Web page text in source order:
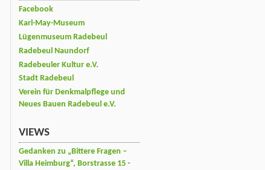
Facebook
Karl-May-Museum
Lügenmuseum Radebeul
Radebeul Naundorf
Radebeuler Kultur e.V.
Stadt Radebeul
Verein für Denkmalpflege und
Neues Bauen Radebeul e.V.
VIEWS
Gedanken zu „Bittere Fragen –
Villa Heimburg“, Borstrasse 15 -